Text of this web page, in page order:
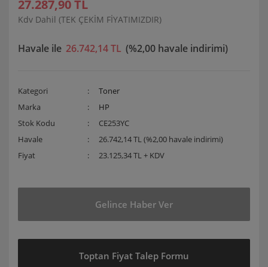
27.287,90 TL
Kdv Dahil (TEK ÇEKİM FİYATIMIZDIR)
Havale ile 26.742,14 TL (%2,00 havale indirimi)
Kategori
Toner
Marka
HP
Stok Kodu
CE253YC
Havale
26.742,14 TL (%2,00 havale indirimi)
Fiyat
23.125,34 TL + KDV
Gelince Haber Ver
Toptan Fiyat Talep Formu